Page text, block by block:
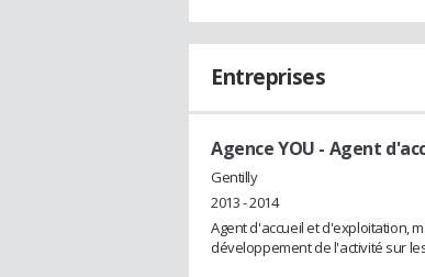
Entreprises
Agence YOU - Agent
Gentilly
2013 - 2014
Agent d'accueil et d'exploitation,
développement de l'activité sur